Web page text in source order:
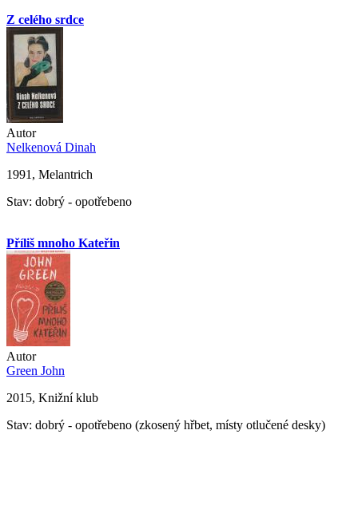
Z celého srdce
Autor
Nelkenová Dinah
1991, Melantrich
Stav: dobrý - opotřebeno
Příliš mnoho Kateřin
Autor
Green John
2015, Knižní klub
Stav: dobrý - opotřebeno (zkosený hřbet, místy otlučené desky)